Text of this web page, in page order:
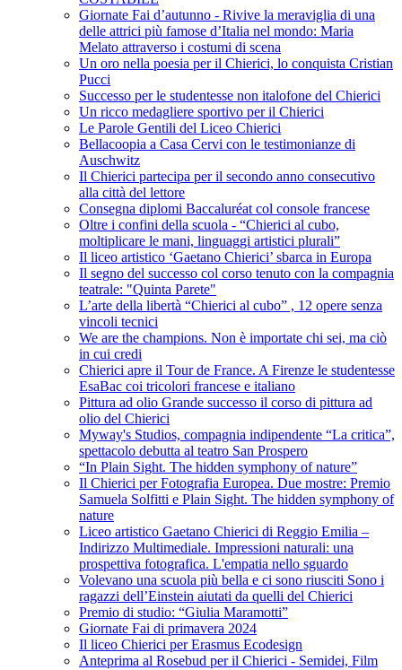
Giornate Fai d’autunno - Rivive la meraviglia di una
delle attrici più famose d’Italia nel mondo: Maria
Melato attraverso i costumi di scena
Un oro nella poesia per il Chierici, lo conquista Cristian
Pucci
Successo per le studentesse non italofone del Chierici
Un ricco medagliere sportivo per il Chierici
Le Parole Gentili del Liceo Chierici
Bellacoopia a Casa Cervi con le testimonianze di
Auschwitz
Il Chierici partecipa per il secondo anno consecutivo
alla città del lettore
Consegna diplomi Baccaluréat col console francese
Oltre i confini della scuola - “Chierici al cubo,
moltiplicare le mani, linguaggi artistici plurali”
Il liceo artistico ‘Gaetano Chierici’ sbarca in Europa
Il segno del successo col corso tenuto con la compagnia
teatrale: "Quinta Parete"
L’arte della libertà “Chierici al cubo” , 12 opere senza
vincoli tecnici
We are the champions. Non è importate chi sei, ma ciò
in cui credi
Chierici apre il Tour de France. A Firenze le studentesse
EsaBac coi tricolori francese e italiano
Pittura ad olio Grande successo il corso di pittura ad
olio del Chierici
Myway's Studios, compagnia indipendente “La critica”,
spettacolo debutta al teatro San Prospero
“In Plain Sight. The hidden symphony of nature”
Il Chierici per Fotografia Europea. Due mostre: Premio
Samuela Solfitti e Plain Sight. The hidden symphony of
nature
Liceo artistico Gaetano Chierici di Reggio Emilia –
Indirizzo Multimediale. Impressioni naturali: una
prospettiva fotografica. L'empatia nello sguardo
Volevano una scuola più bella e ci sono riusciti Sono i
ragazzi dell’Einstein aiutati da quelli del Chierici
Premio di studio: “Giulia Maramotti”
Giornate Fai di primavera 2024
Il liceo Chierici per Erasmus Ecodesign
Anteprima al Rosebud per il Chierici - Semidei, Film